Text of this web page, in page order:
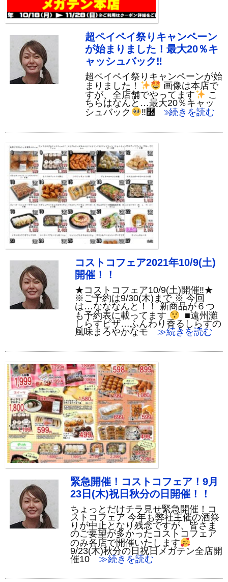
超ペイペイ祭りキャンペーン
が始まりました！最大20％キ
ャッシュバック‼
超ペイペイ祭りキャンペーンが始
まりました！
画像は本店で
すが、全店舗でやってます
こ
ちらはなんと…最大20％キャッ
シュバック
‼࿠ ≫続きを読む
コストコフェア2021年10/9(土)
開催！！
★コストコフェア10/9(土)開催‼★
※ご予約は9/30(木)まで ※ 今回
は…なななんと！！ 新商品が６つ
も予約表に載ってます
■遠州灘
しらすピザ…ふんわり香るしらすの
風味まろやかなモ ≫続きを読む
緊急開催！コストコフェア！9月
23日(木)祝日秋分の日開催！！
ちょっとだけチラ見せ緊急開催！コ
ストコフェア 今年も弊社主催の酒祭
りが中止となり残念ですが、皆さま
のご要望が多かったコストコフェア
のみ各店で開催いたします
9/23(木)秋分の日祝日メガテン全店開
催10≫続きを読む